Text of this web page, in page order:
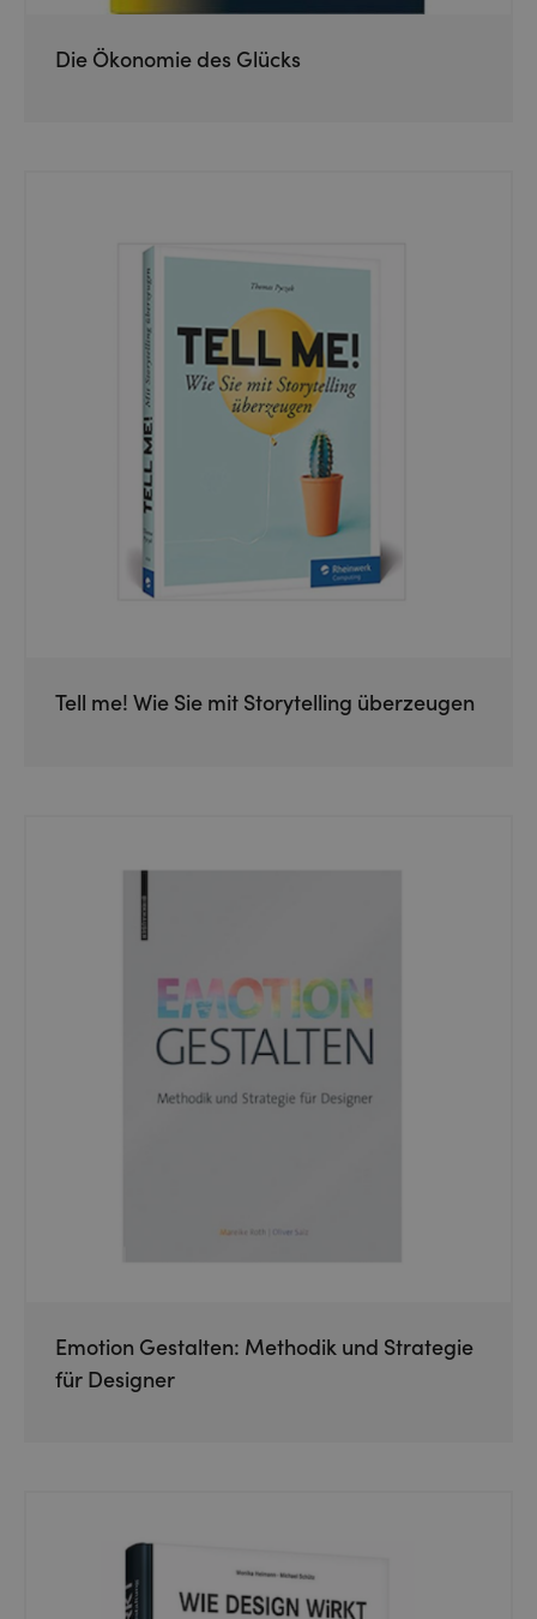
Die Ökonomie des Glücks
Tell me! Wie Sie mit Storytelling überzeugen
Emotion Gestalten: Methodik und Strategie
für Designer